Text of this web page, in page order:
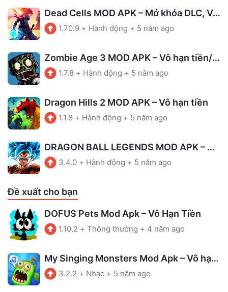
Dead Cells MOD APK – Mở khóa DLC, Vô hạn Cells
1.70.9 + Hành động + 5 năm ago
Zombie Age 3 MOD APK – Vô hạn tiền/ Đạn
1.7.8 + Hành động + 5 năm ago
Dragon Hills 2 MOD APK – Vô hạn tiền
1.1.8 + Hành động + 5 năm ago
DRAGON BALL LEGENDS MOD APK – Sát thương cao, Bất tử
3.4.0 + Hành động + 5 năm ago
Đề xuất cho bạn
DOFUS Pets Mod Apk – Vô Hạn Tiền
1.10.2 + Thông thường + 4 năm ago
My Singing Monsters Mod Apk – Vô hạn tiền
3.2.2 + Nhạc + 5 năm ago